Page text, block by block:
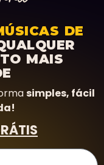
DE
MAIS
simples, fácil